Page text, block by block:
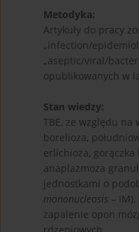
Metodyka:
Artykuły do pracy
„infection/
„aseptic/viral/
opublikowanych w
Stan wiedzy:
TBE, ze względu
borelioza,
erlichioza, gorączka
anaplazmoza
jednostkami o
mononucleosis –
zapalenie opon